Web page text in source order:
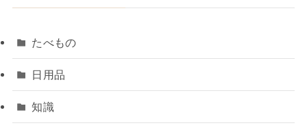
たべもの
日用品
知識